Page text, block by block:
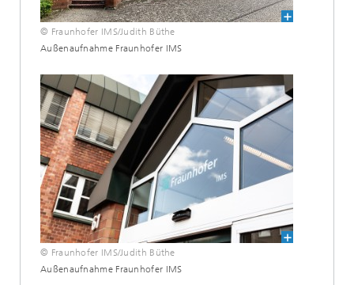
© Fraunhofer IMS/Judith Büthe
Außenaufnahme Fraunhofer IMS
© Fraunhofer IMS/Judith Büthe
Außenaufnahme Fraunhofer IMS